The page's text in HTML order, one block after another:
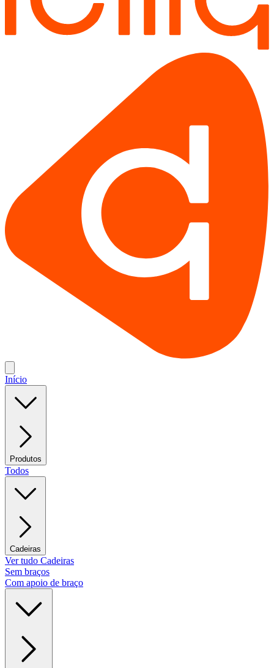
Início
Produtos
Todos
Cadeiras
Ver tudo Cadeiras
Sem braços
Com apoio de braço